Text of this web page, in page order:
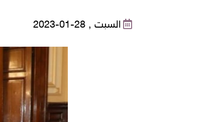
السبت , 28-01-2023